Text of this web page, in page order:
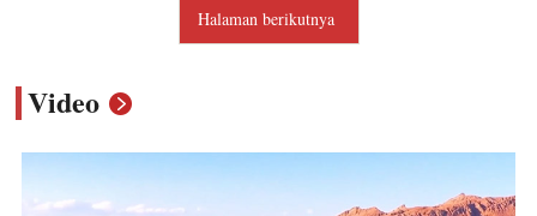
Halaman berikutnya
Video